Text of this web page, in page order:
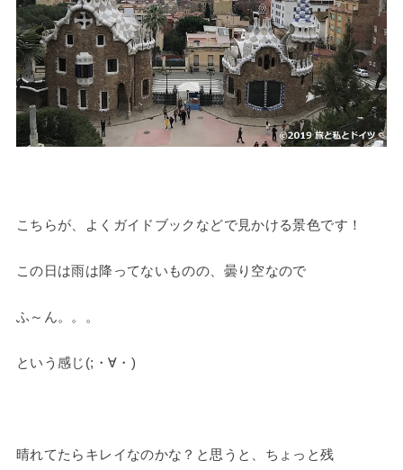
こちらが、よくガイドブックなどで見かける景色です！
この日は雨は降ってないものの、曇り空なので
ふ～ん。。。
という感じ(;・∀・)
晴れてたらキレイなのかな？と思うと、ちょっと残